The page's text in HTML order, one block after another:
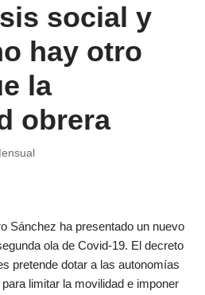
social y
hay otro
la
obrera
Sánchez ha presentado un nuevo
ola de Covid-19. El decreto
pretende dotar a las autonomías
limitar la movilidad e imponer